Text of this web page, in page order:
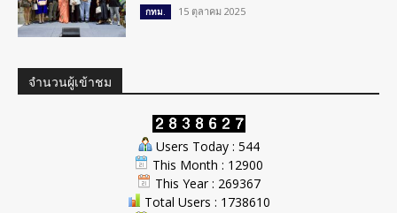
กทม. 15 ตุลาคม 2025
จำนวนผู้เข้าชม
Users Today : 544
This Month : 12900
This Year : 269367
Total Users : 1738610